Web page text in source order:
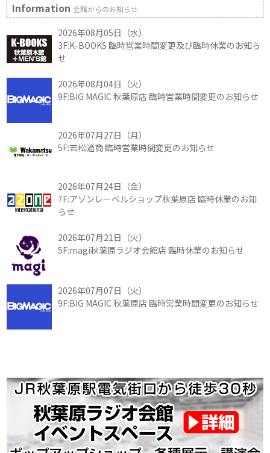
Information会館からのお知らせ
2026年08月05日（水）
3F:K-BOOKS 臨時営業時間変更及び臨時休業のお知ら
せ
2026年08月04日（火）
9F:BIG MAGIC 秋葉原店 臨時営業時間変更のお知らせ
2026年07月27日（月）
5F:若松通商 臨時営業時間変更のお知らせ
2026年07月24日（金）
7F:アゾンレーベルショップ秋葉原店 臨時休業のお知
らせ
2026年07月21日（火）
5F:magi秋葉原ラジオ会館店 臨時休業のお知らせ
2026年07月07日（火）
9F:BIG MAGIC 秋葉原店 臨時営業時間変更のお知らせ